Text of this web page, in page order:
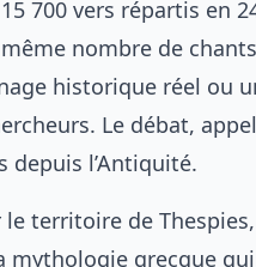
700 vers répartis en
nombre de
historique réel ou
Le débat,
depuis l’Antiquité.
territoire de
mythologie grecque